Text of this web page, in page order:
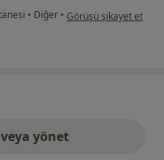
• Diğer • kullanıcının görüşüne
Görüşü şikayet et
yönet